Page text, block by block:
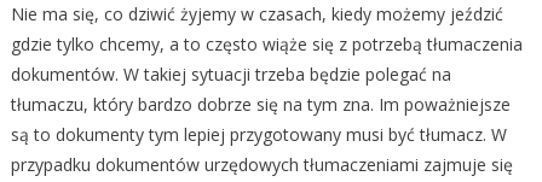
Nie ma się, co dziwić żyjemy w czasach, kiedy możemy jeździć
gdzie tylko chcemy, a to często wiąże się z potrzebą tłumaczenia
dokumentów. W takiej sytuacji trzeba będzie polegać na
tłumaczu, który bardzo dobrze się na tym zna. Im poważniejsze
są to dokumenty tym lepiej przygotowany musi być tłumacz. W
przypadku dokumentów urzędowych tłumaczeniami zajmuje się